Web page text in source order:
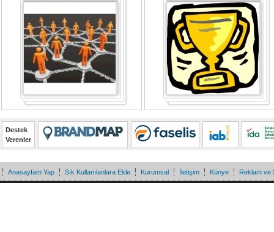
Destek
Verenler
Anasayfam Yap Sık Kullanılanlara Ekle Kurumsal İletişim Künye Reklam ve